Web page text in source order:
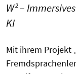
W² –
KI
Mit ihrem Projekt